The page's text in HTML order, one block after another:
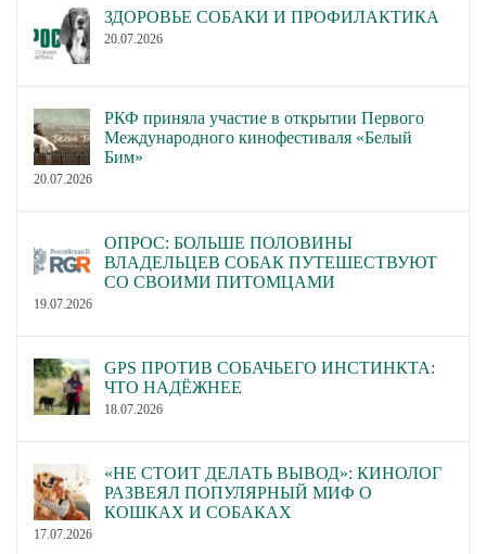
ЗДОРОВЬЕ СОБАКИ И ПРОФИЛАКТИКА
20.07.2026
РКФ приняла участие в открытии Первого
Международного кинофестиваля «Белый
Бим»
20.07.2026
ОПРОС: БОЛЬШЕ ПОЛОВИНЫ
ВЛАДЕЛЬЦЕВ СОБАК ПУТЕШЕСТВУЮТ
СО СВОИМИ ПИТОМЦАМИ
19.07.2026
GPS ПРОТИВ СОБАЧЬЕГО ИНСТИНКТА:
ЧТО НАДЁЖНЕЕ
18.07.2026
«НЕ СТОИТ ДЕЛАТЬ ВЫВОД»: КИНОЛОГ
РАЗВЕЯЛ ПОПУЛЯРНЫЙ МИФ О
КОШКАХ И СОБАКАХ
17.07.2026